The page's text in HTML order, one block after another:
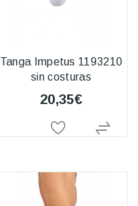
Tanga Impetus 1193210
sin costuras
20,35€